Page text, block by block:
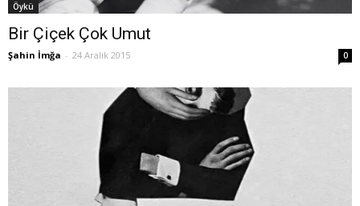
Öykü
Bir Çiçek Çok Umut
Şahin İmğa - 24 Aralık 2015 0